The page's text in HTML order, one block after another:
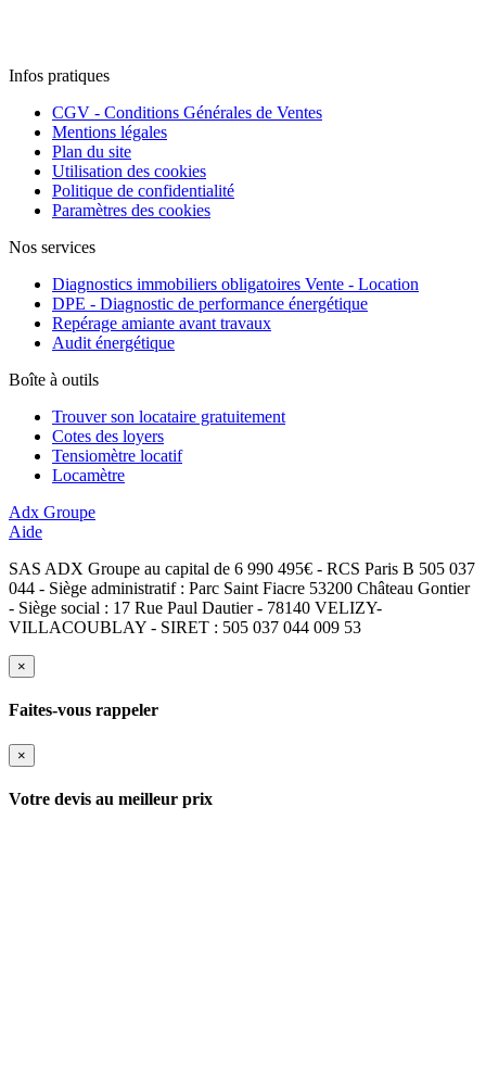
Infos pratiques
CGV - Conditions Générales de Ventes
Mentions légales
Plan du site
Utilisation des cookies
Politique de confidentialité
Paramètres des cookies
Nos services
Diagnostics immobiliers obligatoires Vente - Location
DPE - Diagnostic de performance énergétique
Repérage amiante avant travaux
Audit énergétique
Boîte à outils
Trouver son locataire gratuitement
Cotes des loyers
Tensiomètre locatif
Locamètre
Adx Groupe
Aide
SAS ADX Groupe au capital de 6 990 495€ - RCS Paris B 505 037
044 - Siège administratif : Parc Saint Fiacre 53200 Château Gontier
- Siège social : 17 Rue Paul Dautier - 78140 VELIZY-
VILLACOUBLAY - SIRET : 505 037 044 009 53
×
Faites-vous rappeler
×
Votre devis au meilleur prix